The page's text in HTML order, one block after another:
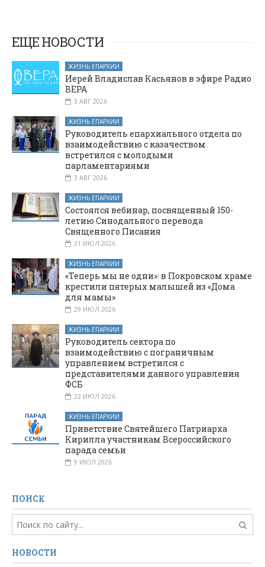
детей
благословение
перед экзаменами
ЕЩЕ НОВОСТИ
ЖИЗНЬ ЕПАРХИИ
Иерей Владислав Касьянов в эфире Радио
ВЕРА
3 АВГ 2026
ЖИЗНЬ ЕПАРХИИ
Руководитель епархиального отдела по
взаимодействию с казачеством
встретился с молодыми
парламентариями
3 АВГ 2026
ЖИЗНЬ ЕПАРХИИ
Состоялся вебинар, посвященный 150-
летию Синодального перевода
Священного Писания
31 ИЮЛ 2026
ЖИЗНЬ ЕПАРХИИ
«Теперь мы не одни»: в Покровском храме
крестили пятерых малышей из «Дома
для мамы»
29 ИЮЛ 2026
ЖИЗНЬ ЕПАРХИИ
Руководитель сектора по
взаимодействию с пограничным
управлением встретился с
представителями данного управления
ФСБ
22 ИЮЛ 2026
ЖИЗНЬ ЕПАРХИИ
Приветствие Святейшего Патриарха
Кирилла участникам Всероссийского
парада семьи
9 ИЮЛ 2026
ПОИСК
НОВОСТИ